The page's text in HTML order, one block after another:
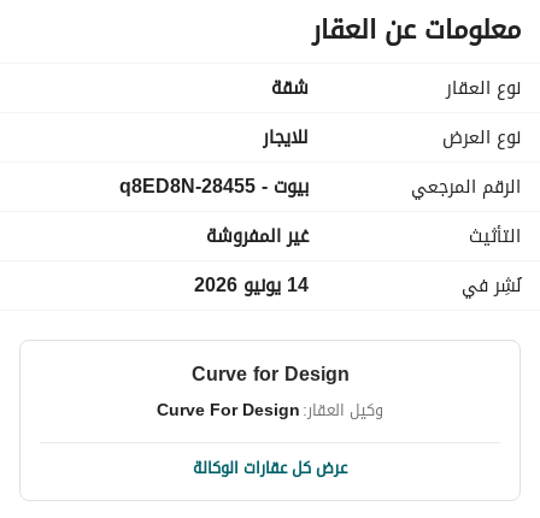
ونادي الصيد وعلي بعد دقائق من طريق وصلة دهشور
فقط وممنوع منعاً باتاً التعامل مع أى مكتب او وسيط آخر
نحن مكتب عقارات ونتعامل مع العميل مباشرةً
معلومات عن العقار
نوع العقار
شقة
نوع العرض
للايجار
الرقم المرجعي
بيوت - 28455-q8ED8N
التأثيث
غير المفروشة
نُشِر في
14 يونيو 2026
Curve for Design
وكيل العقار:Curve For Design
عرض كل عقارات الوكالة